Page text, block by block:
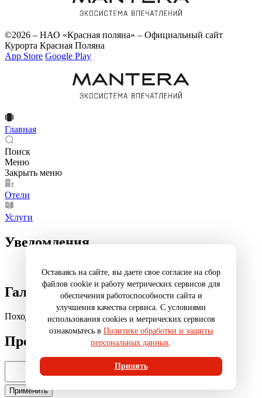
©2026 – НАО «Красная поляна» – Официальный сайт
Курорта Красная Поляна
App Store Google Play
Главная
Поиск
Меню
Закрыть меню
Отели
Услуги
Оставаясь на сайте, вы даете свое согласие на сбор
файлов cookie и работу метрических сервисов для
обеспечения работоспособности сайта и
улучшения качества сервиса. С условиями
использования cookies и метрических сервисов
ознакомьтесь в Политике обработки и защиты
персональных данных.
Принять
Уведомления
Галерея
Поход на тропу Папоротниковая с гидом
Промокод
Введите промокод
Применить